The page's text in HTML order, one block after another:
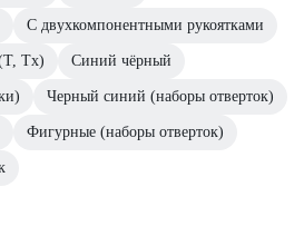
С двухкомпонентными рукоятками
Tx) Синий чёрный
Черный синий (наборы отверток)
Фигурные (наборы отверток)